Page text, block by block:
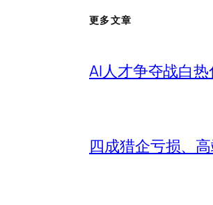
更多文章
AI人才争夺战白
四成猎企亏损、